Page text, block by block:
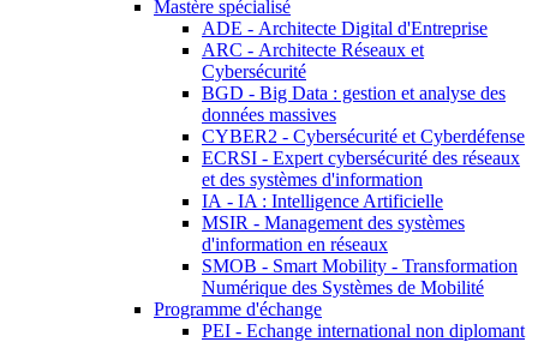
Mastère spécialisé
ADE - Architecte Digital d'Entreprise
ARC - Architecte Réseaux et
Cybersécurité
BGD - Big Data : gestion et analyse des
données massives
CYBER2 - Cybersécurité et Cyberdéfense
ECRSI - Expert cybersécurité des réseaux
et des systèmes d'information
IA - IA : Intelligence Artificielle
MSIR - Management des systèmes
d'information en réseaux
SMOB - Smart Mobility - Transformation
Numérique des Systèmes de Mobilité
Programme d'échange
PEI - Echange international non diplomant